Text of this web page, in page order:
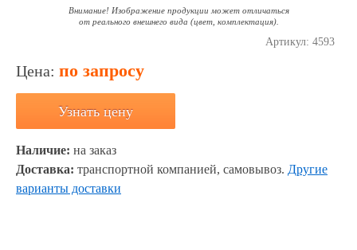
Внимание! Изображение продукции может отличаться
от реального внешнего вида (цвет, комплектация).
Артикул: 4593
Цена: по запросу
Узнать цену
Наличие: на заказ
Доставка: транспортной компанией, самовывоз. Другие
варианты доставки